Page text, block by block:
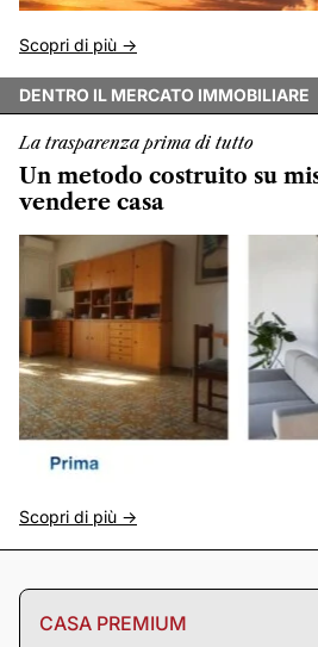
Scopri di più ->
DENTRO IL MERCATO IMMOBILIARE
La trasparenza prima di tutto
Un metodo costruito su
vendere casa
Scopri di più ->
CASA PREMIUM